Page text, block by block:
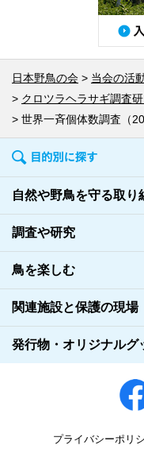
日本野鳥の会 当会の活
クロツラヘラサギ調査
世界一斉個体数調査（
自然や野鳥を守る取り
調査や研究
鳥を楽しむ
関連施設と保護の現場
発行物・オリジナルグ
プライバシーポリ